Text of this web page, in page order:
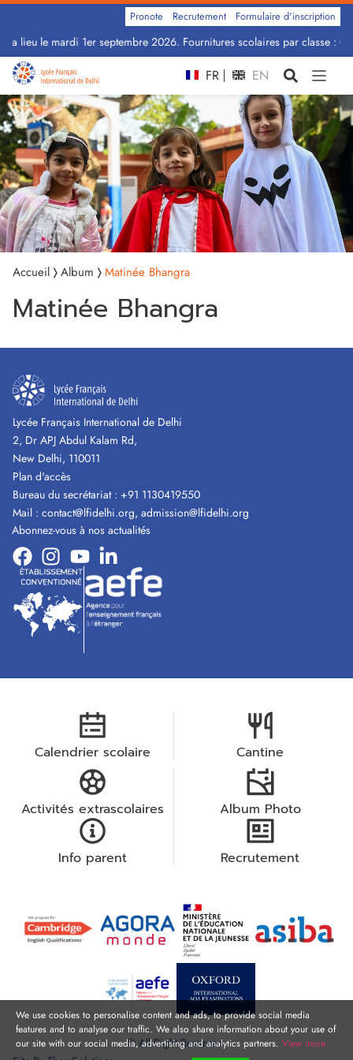
lieu le mardi 1er septembre 2026. Fournitures scolaires par classe :
Pronote Recrutement Formulaire d'inscription
FR EN
Accueil Album Matinée Bhangra
Matinée Bhangra
Lycée Français International de Delhi
2, Dr APJ Abdul Kalam Rd,
New Delhi, 110011
Plan d'accès
Bureau du secrétariat : +91 1130419550
Mail : contact@lfidelhi.org, admission@lfidelhi.org
Abonnez-vous à nos actualités
Calendrier scolaire Cantine
Activités extrascolaires Album Photo
Info parent Recrutement
© All Right Reserved.
We use cookies to personalise content and ads, to provide social media
features and to analyse our traffic. We also share information about your use of
our site with our social media, advertising and analytics partners. View more